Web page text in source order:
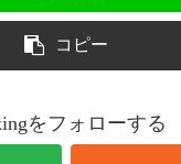
コピー
をフォローする